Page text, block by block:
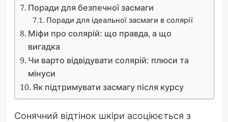
Поради для безпечної засмаги
Поради для ідеальної засмаги в солярії
Міфи про солярій: що правда, а що
вигадка
Чи варто відвідувати солярій: плюси та
мінуси
Як підтримувати засмагу після курсу
Сонячний відтінок шкіри асоціюється з